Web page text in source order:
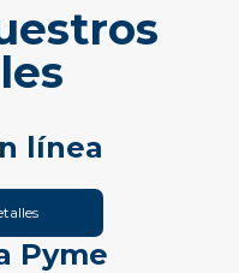
línea
Pyme